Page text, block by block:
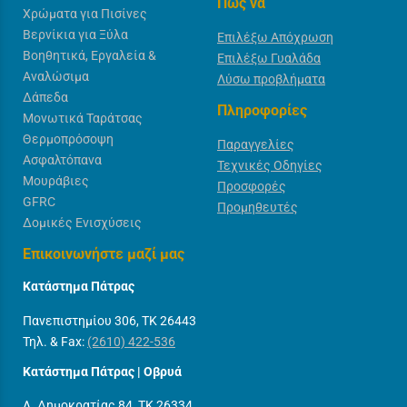
Χρώματα για Πισίνες
Βερνίκια για Ξύλα
Βοηθητικά, Εργαλεία &
Αναλώσιμα
Δάπεδα
Μονωτικά Ταράτσας
Θερμοπρόσοψη
Ασφαλτόπανα
Μουράβιες
GFRC
Δομικές Ενισχύσεις
Επιλέξω Απόχρωση
Επιλέξω Γυαλάδα
Λύσω προβλήματα
Πληροφορίες
Παραγγελίες
Τεχνικές Οδηγίες
Προσφορές
Προμηθευτές
Επικοινωνήστε μαζί μας
Κατάστημα Πάτρας
Πανεπιστημίου 306, ΤΚ 26443
Τηλ. & Fax: (2610) 422-536
Κατάστημα Πάτρας | Οβρυά